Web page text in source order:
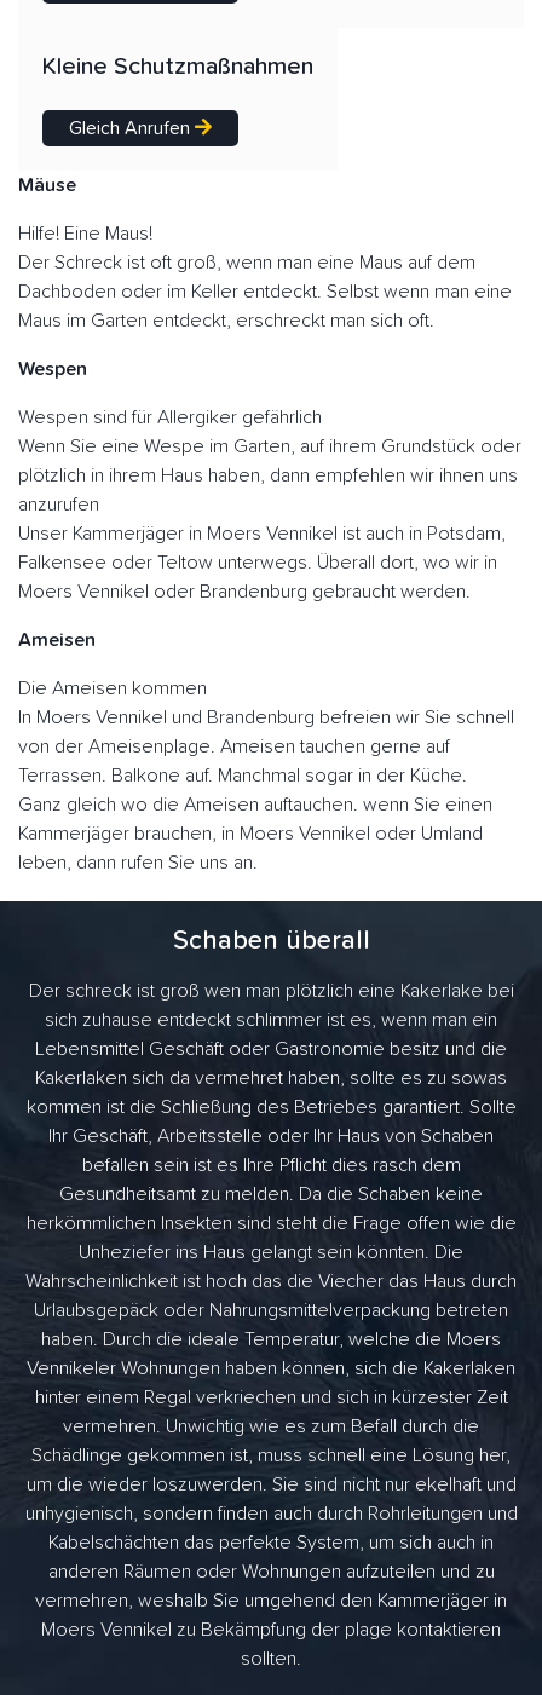
Kleine Schutzmaßnahmen
Gleich Anrufen
Mäuse
Hilfe! Eine Maus!
Der Schreck ist oft groß, wenn man eine Maus auf dem
Dachboden oder im Keller entdeckt. Selbst wenn man eine
Maus im Garten entdeckt, erschreckt man sich oft.
Wespen
Wespen sind für Allergiker gefährlich
Wenn Sie eine Wespe im Garten, auf ihrem Grundstück oder
plötzlich in ihrem Haus haben, dann empfehlen wir ihnen uns
anzurufen
Unser Kammerjäger in Moers Vennikel ist auch in Potsdam,
Falkensee oder Teltow unterwegs. Überall dort, wo wir in
Moers Vennikel oder Brandenburg gebraucht werden.
Ameisen
Die Ameisen kommen
In Moers Vennikel und Brandenburg befreien wir Sie schnell
von der Ameisenplage. Ameisen tauchen gerne auf
Terrassen. Balkone auf. Manchmal sogar in der Küche.
Ganz gleich wo die Ameisen auftauchen. wenn Sie einen
Kammerjäger brauchen, in Moers Vennikel oder Umland
leben, dann rufen Sie uns an.
Schaben überall
Der schreck ist groß wen man plötzlich eine Kakerlake bei
sich zuhause entdeckt schlimmer ist es, wenn man ein
Lebensmittel Geschäft oder Gastronomie besitz und die
Kakerlaken sich da vermehret haben, sollte es zu sowas
kommen ist die Schließung des Betriebes garantiert. Sollte
Ihr Geschäft, Arbeitsstelle oder Ihr Haus von Schaben
befallen sein ist es Ihre Pflicht dies rasch dem
Gesundheitsamt zu melden. Da die Schaben keine
herkömmlichen Insekten sind steht die Frage offen wie die
Unheziefer ins Haus gelangt sein könnten. Die
Wahrscheinlichkeit ist hoch das die Viecher das Haus durch
Urlaubsgepäck oder Nahrungsmittelverpackung betreten
haben. Durch die ideale Temperatur, welche die Moers
Vennikeler Wohnungen haben können, sich die Kakerlaken
hinter einem Regal verkriechen und sich in kürzester Zeit
vermehren. Unwichtig wie es zum Befall durch die
Schädlinge gekommen ist, muss schnell eine Lösung her,
um die wieder loszuwerden. Sie sind nicht nur ekelhaft und
unhygienisch, sondern finden auch durch Rohrleitungen und
Kabelschächten das perfekte System, um sich auch in
anderen Räumen oder Wohnungen aufzuteilen und zu
vermehren, weshalb Sie umgehend den Kammerjäger in
Moers Vennikel zu Bekämpfung der plage kontaktieren
sollten.